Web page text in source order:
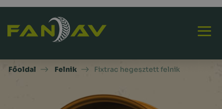
Főoldal Felnik Fixtrac hegesztett felnik